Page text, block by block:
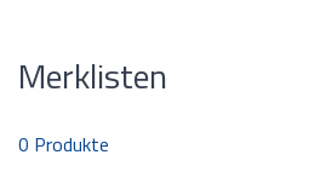
Merklisten
0 Produkte